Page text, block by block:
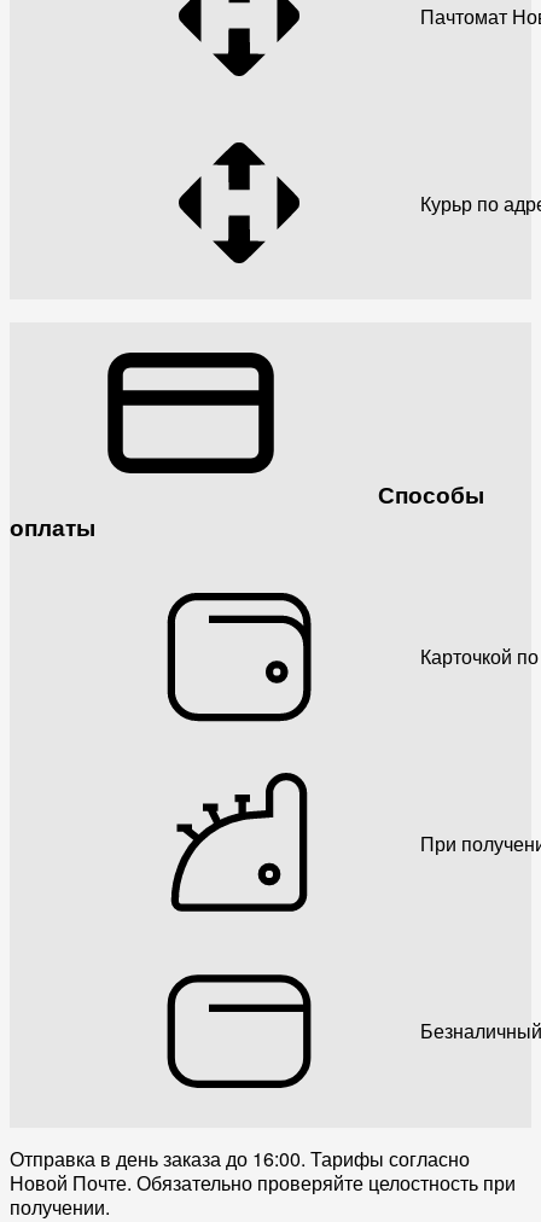
Пачтомат
Курьр по
Способы
оплаты
Карточкой
При
Отправка в день заказа до 16:00. Тарифы согласно
Новой Почте. Обязательно проверяйте целостность при
получении.